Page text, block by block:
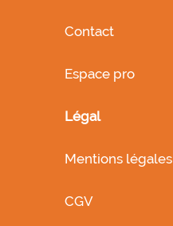
Contact
Espace pro
Légal
Mentions légales
CGV